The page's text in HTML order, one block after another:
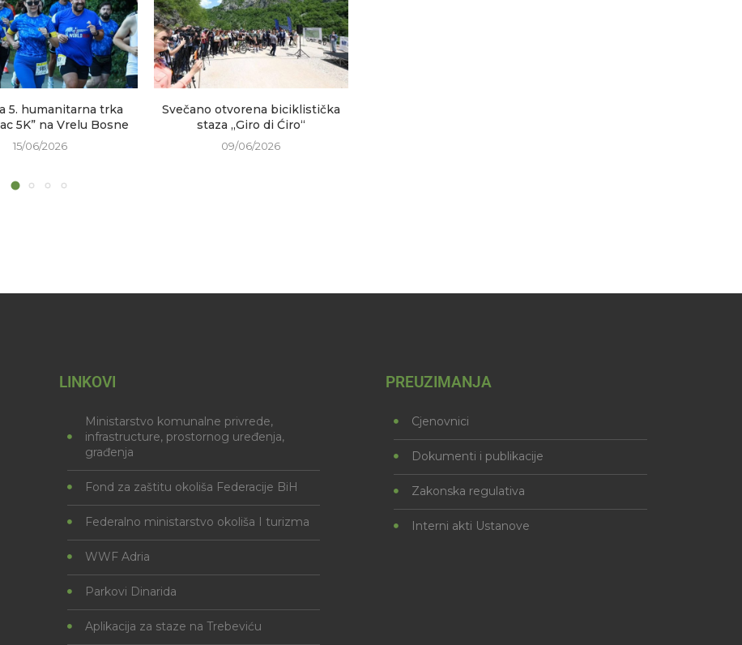
5. humanitarna trka
5K” na Vrelu Bosne
15/06/2026
Svečano otvorena biciklistička
staza „Giro di Ćiro“
09/06/2026
LINKOVI
Ministarstvo komunalne privrede,
infrastructure, prostornog uređenja,
građenja
Fond za zaštitu okoliša Federacije BiH
Federalno ministarstvo okoliša I turizma
WWF Adria
Parkovi Dinarida
Aplikacija za staze na Trebeviću
PREUZIMANJA
Cjenovnici
Dokumenti i publikacije
Zakonska regulativa
Interni akti Ustanove